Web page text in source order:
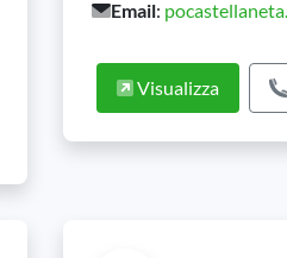
Email:
Visualizza